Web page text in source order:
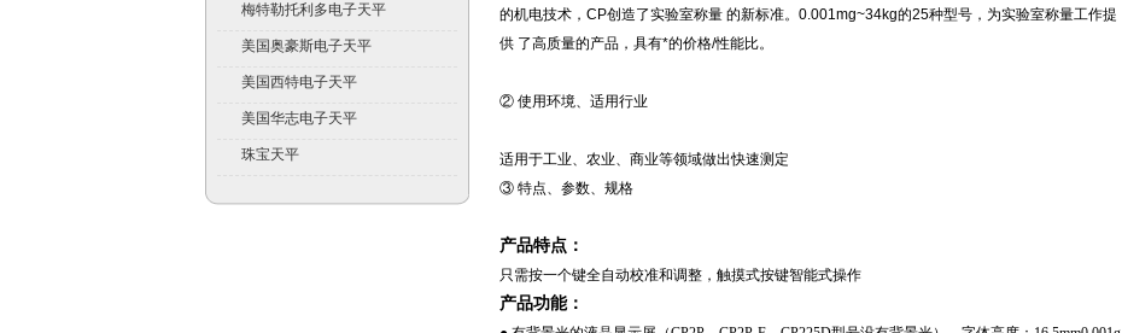
梅特勒托利多电子天平
美国奥豪斯电子天平
美国西特电子天平
美国华志电子天平
珠宝天平
的机电技术，CP创造了实验室称量 的新标准。0.001mg~34kg的25种型号，为实验室称量工作提
供 了高质量的产品，具有*的价格/性能比。
② 使用环境、适用行业
适用于工业、农业、商业等领域做出快速测定
③ 特点、参数、规格
产品特点：
只需按一个键全自动校准和调整 ，触摸式按键智能式操作
产品功能：